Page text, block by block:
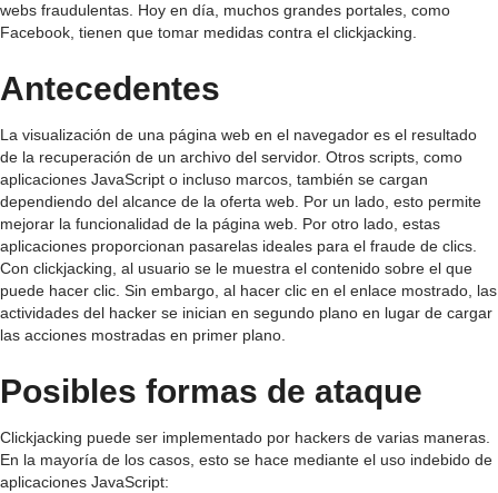
webs fraudulentas. Hoy en día, muchos grandes portales, como
Facebook, tienen que tomar medidas contra el clickjacking.
Antecedentes
La visualización de una página web en el navegador es el resultado
de la recuperación de un archivo del servidor. Otros scripts, como
aplicaciones JavaScript o incluso marcos, también se cargan
dependiendo del alcance de la oferta web. Por un lado, esto permite
mejorar la funcionalidad de la página web. Por otro lado, estas
aplicaciones proporcionan pasarelas ideales para el fraude de clics.
Con clickjacking, al usuario se le muestra el contenido sobre el que
puede hacer clic. Sin embargo, al hacer clic en el enlace mostrado, las
actividades del hacker se inician en segundo plano en lugar de cargar
las acciones mostradas en primer plano.
Posibles formas de ataque
Clickjacking puede ser implementado por hackers de varias maneras.
En la mayoría de los casos, esto se hace mediante el uso indebido de
aplicaciones JavaScript: